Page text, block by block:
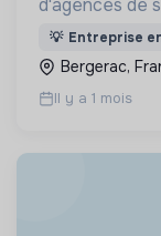
d'agences de
dans l'aide à
💡 Entreprise
Bergerac,
Il y a 1 mois